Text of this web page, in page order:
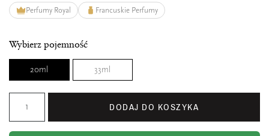
Perfumy Royal Francuskie Perfumy
Wybierz pojemność
20ml 33ml
DODAJ DO KOSZYKA